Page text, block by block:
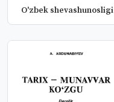
O'zbek shevashunosligi